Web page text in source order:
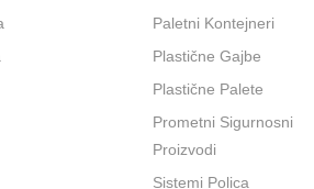
Paletni Kontejneri
Plastične Gajbe
Plastične Palete
Prometni Sigurnosni
Proizvodi
Sistemi Polica